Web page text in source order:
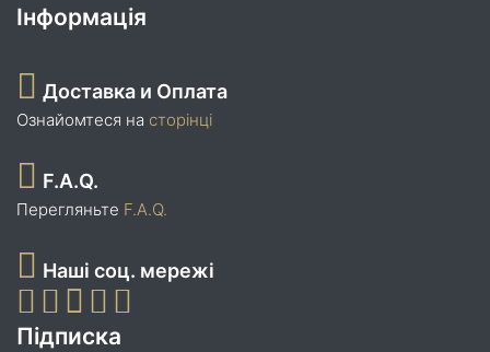
Інформація
Доставка и Оплата
Ознайомтеся на сторінці
F.A.Q.
Перегляньте F.A.Q.
Наші соц. мережі
Підписка